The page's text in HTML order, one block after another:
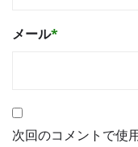
メール*
次回のコメントで使